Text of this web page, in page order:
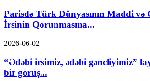
Parisdə Türk Dünyasının Maddi və
İrsinin Qorunmasına...
2026-06-02
“Ədəbi irsimiz, ədəbi gəncliyimiz”
bir görüş...